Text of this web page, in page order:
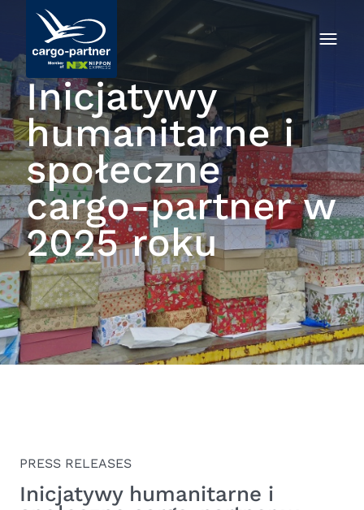
Inicjatywy
humanitarne i
społeczne
cargo-partner w
2025 roku
PRESS RELEASES
Inicjatywy humanitarne i